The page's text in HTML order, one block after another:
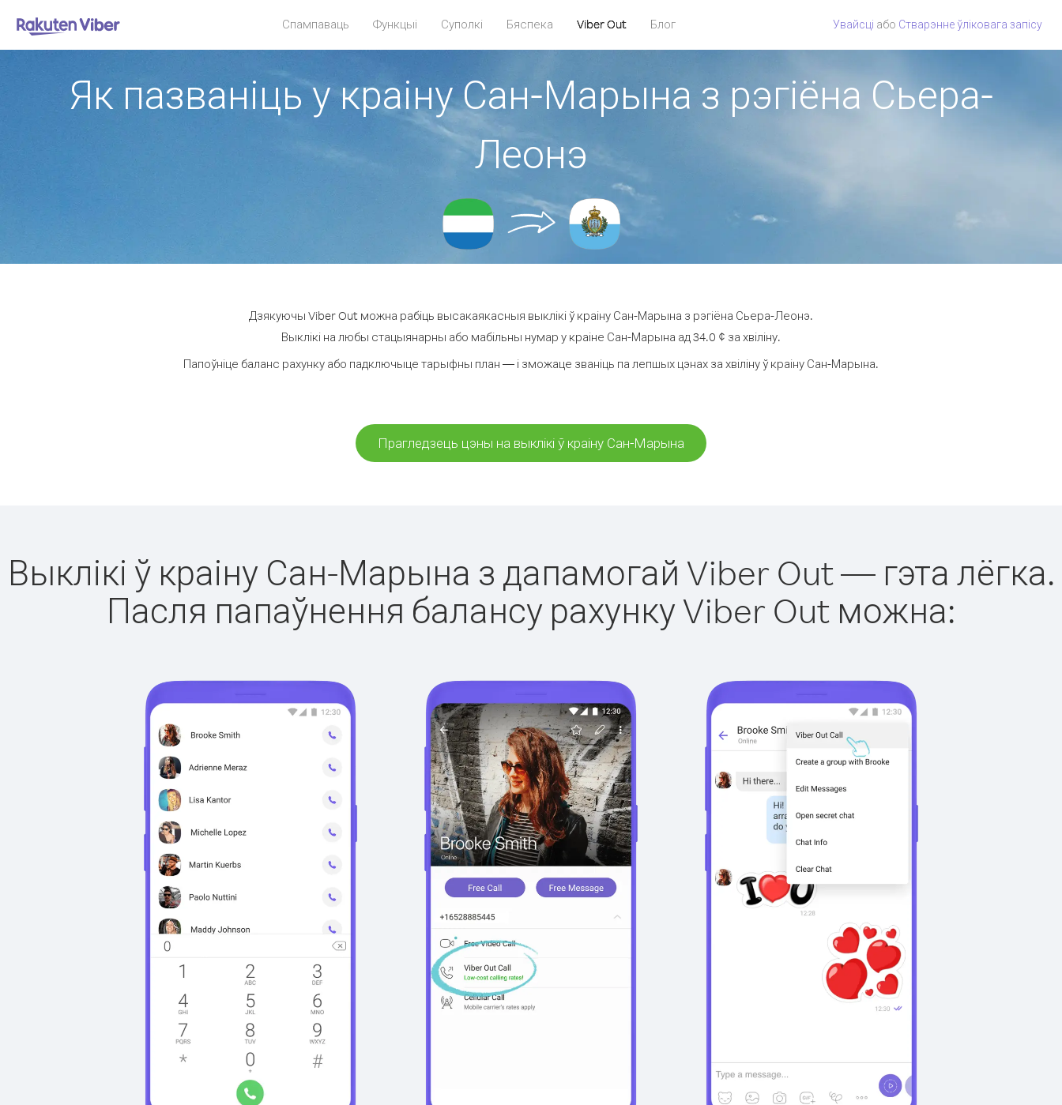
Спампаваць Функцыі Суполкі Бяспека Viber Out Блог Увайсці або Стварэнне ўліковага запісу
Як пазваніць у краіну Сан-Марына з рэгіёна Сьера-
Леонэ
Дзякуючы Viber Out можна рабіць высакаякасныя выклікі ў краіну Сан-Марына з рэгіёна Сьера-Леонэ.
Выклікі на любы стацыянарны або мабільны нумар у краіне Сан-Марына ад 34.0 ¢ за хвіліну.
Папоўніце баланс рахунку або падключыце тарыфны план — і зможаце званіць па лепшых цэнах за хвіліну ў краіну Сан-Марына.
Прагледзець цэны на выклікі ў краіну Сан-Марына
Выклікі ў краіну Сан-Марына з дапамогай Viber Out — гэта лёгка.
Пасля папаўнення балансу рахунку Viber Out можна: